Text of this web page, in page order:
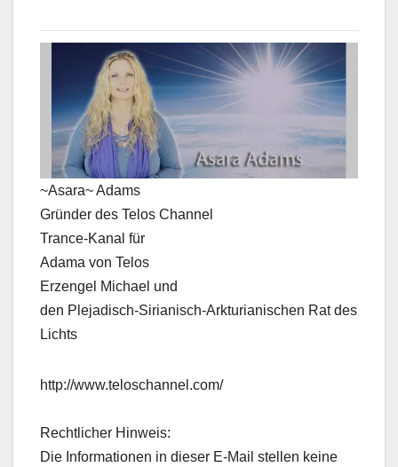
~Asara~ Adams
Gründer des Telos Channel
Trance-Kanal für
Adama von Telos
Erzengel Michael und
den Plejadisch-Sirianisch-Arkturianischen Rat des
Lichts
http://www.teloschannel.com/
Rechtlicher Hinweis:
Die Informationen in dieser E-Mail stellen keine